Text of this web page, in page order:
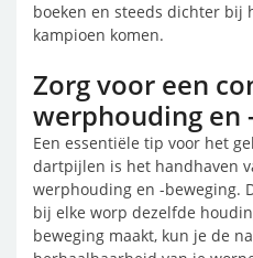
boeken en steeds dichter bij
kampioen komen.
Zorg voor een
werphouding en
Een essentiële tip voor het
dartpijlen is het handhaven
werphouding en -beweging.
bij elke worp dezelfde
beweging maakt, kun je de